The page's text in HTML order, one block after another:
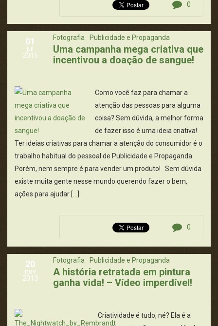
0
01
jul
2015
Fotografia Publicidade e Propaganda
Uma campanha mega criativa que
incentivou a doação de sangue!
Como você faz para chamar a
atenção das pessoas para alguma
coisa? Sem dúvida, a melhor forma
de fazer isso é uma ideia criativa!
Ter ideias criativas para chamar a atenção do consumidor é o
trabalho habitual do pessoal de Publicidade e Propaganda.
Porém, nem sempre é para vender um produto! Sem dúvida
existe muita gente nesse mundo querendo fazer o bem,
ações para ajudar […]
0
20
nov
2013
Fotografia Publicidade e Propaganda
A história retratada em pintura
ganha vida! – Vídeo imperdível!
Criatividade é tudo, né? Ela é a